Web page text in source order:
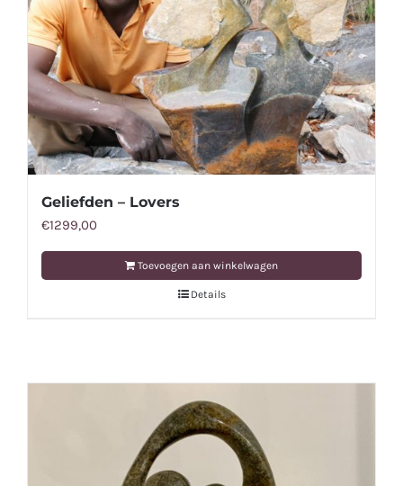
Geliefden – Lovers
€1299,00
Toevoegen aan winkelwagen
Details